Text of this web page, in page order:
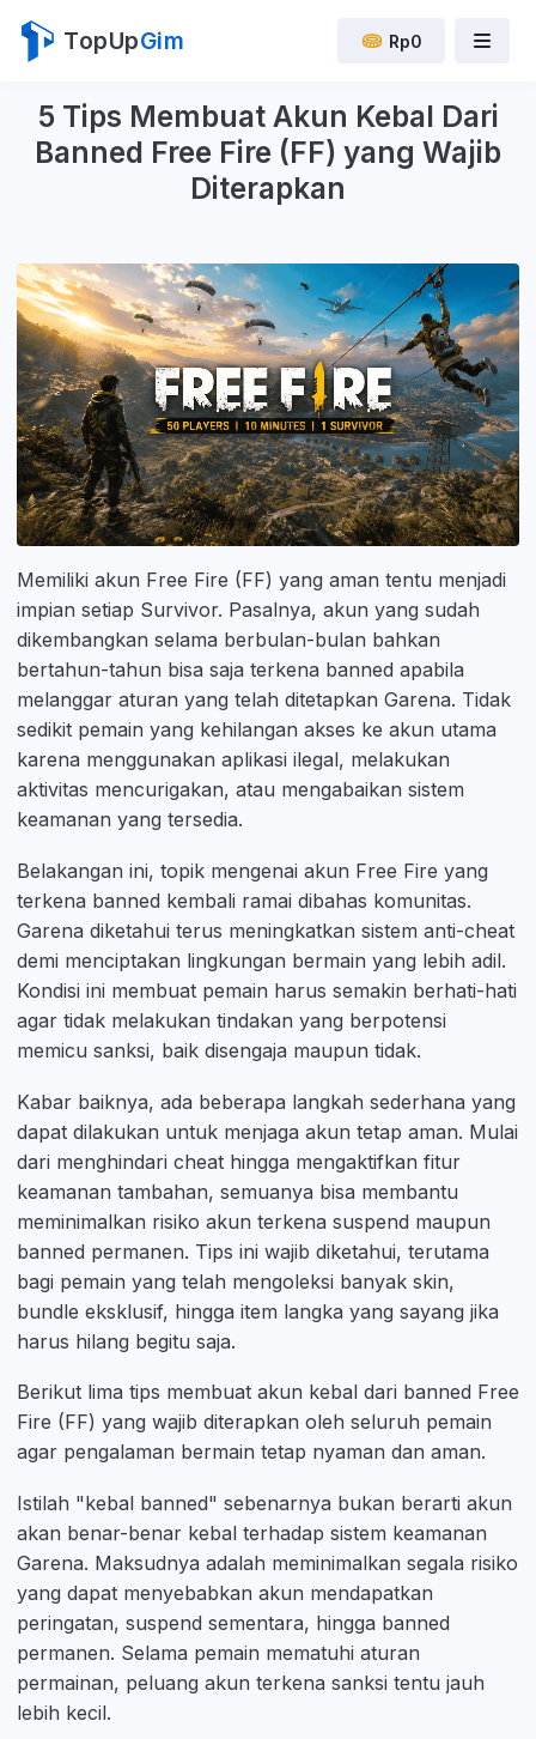
TopUpGim Rp0
5 Tips Membuat Akun Kebal Dari
Banned Free Fire (FF) yang Wajib
Diterapkan
Memiliki akun Free Fire (FF) yang aman tentu menjadi
impian setiap Survivor. Pasalnya, akun yang sudah
dikembangkan selama berbulan-bulan bahkan
bertahun-tahun bisa saja terkena banned apabila
melanggar aturan yang telah ditetapkan Garena. Tidak
sedikit pemain yang kehilangan akses ke akun utama
karena menggunakan aplikasi ilegal, melakukan
aktivitas mencurigakan, atau mengabaikan sistem
keamanan yang tersedia.
Belakangan ini, topik mengenai akun Free Fire yang
terkena banned kembali ramai dibahas komunitas.
Garena diketahui terus meningkatkan sistem anti-cheat
demi menciptakan lingkungan bermain yang lebih adil.
Kondisi ini membuat pemain harus semakin berhati-hati
agar tidak melakukan tindakan yang berpotensi
memicu sanksi, baik disengaja maupun tidak.
Kabar baiknya, ada beberapa langkah sederhana yang
dapat dilakukan untuk menjaga akun tetap aman. Mulai
dari menghindari cheat hingga mengaktifkan fitur
keamanan tambahan, semuanya bisa membantu
meminimalkan risiko akun terkena suspend maupun
banned permanen. Tips ini wajib diketahui, terutama
bagi pemain yang telah mengoleksi banyak skin,
bundle eksklusif, hingga item langka yang sayang jika
harus hilang begitu saja.
Berikut lima tips membuat akun kebal dari banned Free
Fire (FF) yang wajib diterapkan oleh seluruh pemain
agar pengalaman bermain tetap nyaman dan aman.
Istilah "kebal banned" sebenarnya bukan berarti akun
akan benar-benar kebal terhadap sistem keamanan
Garena. Maksudnya adalah meminimalkan segala risiko
yang dapat menyebabkan akun mendapatkan
peringatan, suspend sementara, hingga banned
permanen. Selama pemain mematuhi aturan
permainan, peluang akun terkena sanksi tentu jauh
lebih kecil.